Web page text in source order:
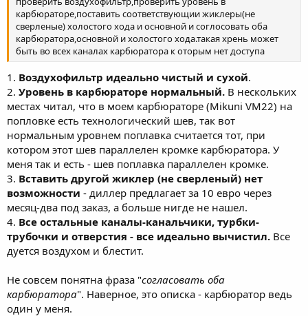
подсоса, то сейчас глохнуть перестал. Вроде бы все встало на
свои места. Единственное что меня смущает - мотоцикл
медленно набирает обороты, держит их не ровно и обороты не
дотягивают выше 9 тысяч. Ответ на эту проблему я и ищу на
этом форуме - буду признателен за советы и помощь. Видео
набирать обороты: Жиклер, который я сверлил насквозь вдоль
(тот, который поменьше): Какими были загрязнения
карбюратора:
карбюраторе,поставить соответствующии жиклеры(не
сверленые) холостого хода и основной и соглосовать оба
карбюратора,основной и холостого хода.такая хрень может
быть во всех каналах карбюратора к оторым нет доступа
1. Воздухофильтр идеально чистый и сухой.
2. Уровень в карбюраторе нормальный. В нескольких
местах читал, что в моем карбюраторе (Mikuni VM22) на
попловке есть технологический шев, так вот
нормальным уровнем поплавка считается тот, при
котором этот шев параллелен кромке карбюратора. У
меня так и есть - шев поплавка параллелен кромке.
3. Вставить другой жиклер (не сверленый) нет
возможности - диллер предлагает за 10 евро через
месяц-два под заказ, а больше нигде не нашел.
4. Все остальные каналы-канальчики, турбки-
трубочки и отверстия - все идеально вычистил. Все
дуется воздухом и блестит.
Не совсем понятна фраза "согласовать оба
карбюратора". Наверное, это описка - карбюратор ведь
один у меня.